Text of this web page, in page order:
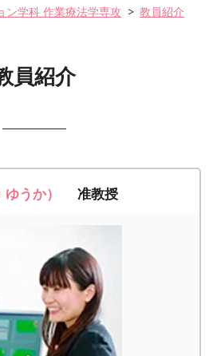
ン学科 作業療法学専攻
教員紹介
員紹介
ゆうか） 准教授